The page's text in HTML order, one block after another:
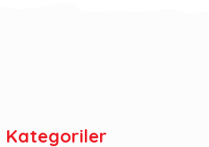
Kategoriler